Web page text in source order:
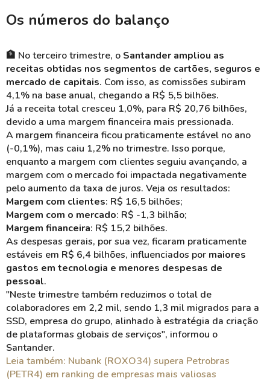
Os números do balanço
🏦 No terceiro trimestre, o Santander ampliou as
receitas obtidas nos segmentos de cartões, seguros e
mercado de capitais. Com isso, as comissões subiram
4,1% na base anual, chegando a R$ 5,5 bilhões.
Já a receita total cresceu 1,0%, para R$ 20,76 bilhões,
devido a uma margem financeira mais pressionada.
A margem financeira ficou praticamente estável no ano
(-0,1%), mas caiu 1,2% no trimestre. Isso porque,
enquanto a margem com clientes seguiu avançando, a
margem com o mercado foi impactada negativamente
pelo aumento da taxa de juros. Veja os resultados:
Margem com clientes: R$ 16,5 bilhões;
Margem com o mercado: R$ -1,3 bilhão;
Margem financeira: R$ 15,2 bilhões.
As despesas gerais, por sua vez, ficaram praticamente
estáveis em R$ 6,4 bilhões, influenciados por maiores
gastos em tecnologia e menores despesas de
pessoal.
"Neste trimestre também reduzimos o total de
colaboradores em 2,2 mil, sendo 1,3 mil migrados para a
SSD, empresa do grupo, alinhado à estratégia da criação
de plataformas globais de serviços", informou o
Santander.
Leia também: Nubank (ROXO34) supera Petrobras
(PETR4) em ranking de empresas mais valiosas